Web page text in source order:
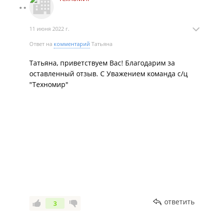
11 июня 2022 г.
Ответ на комментарий Татьяна
Татьяна, приветствуем Вас! Благодарим за
оставленный отзыв. С Уважением команда с/ц
"Техномир"
3 ответить